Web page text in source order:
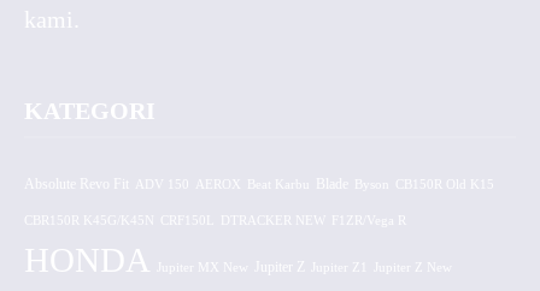
kami.
KATEGORI
Absolute Revo Fit ADV 150 AEROX CB150R Old K15
CBR150R K45G/K45N CRF150L DTRACKER NEW F1ZR/Vega R
HONDA Jupiter MX New Jupiter Z